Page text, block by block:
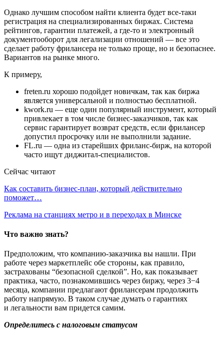
Однако лучшим способом найти клиента будет все-таки
регистрация на специализированных биржах. Система
рейтингов, гарантии платежей, а где-то и электронный
документооборот для легализации отношений — все это
сделает работу фрилансера не только проще, но и безопаснее.
Вариантов на рынке много.
К примеру,
freten.ru хорошо подойдет новичкам, так как биржа
является универсальной и полностью бесплатной.
kwork.ru — еще один популярный инструмент, который
привлекает в том числе бизнес-заказчиков, так как
сервис гарантирует возврат средств, если фрилансер
допустил просрочку или не выполнили задание.
FL.ru — одна из старейших фриланс-бирж, на которой
часто ищут диджитал-специалистов.
Сейчас читают
Как составить бизнес-план, который действительно
поможет…
Реклама на станциях метро и в переходах в Минске
Что важно знать?
Предположим, что компанию-заказчика вы нашли. При
работе через маркетплейс обе стороны, как правило,
застрахованы “безопасной сделкой”. Но, как показывает
практика, часто, познакомившись через биржу, через 3−4
месяца, компании предлагают фрилансерам продолжить
работу напрямую. В таком случае думать о гарантиях
и легальности вам придется самим.
Определитесь с налоговым статусом